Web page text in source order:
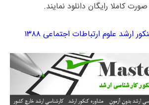
کاملا رایگان دانلود نمایند.
ارشد علوم ارتباطات اجتماعی ۱۳۸۸